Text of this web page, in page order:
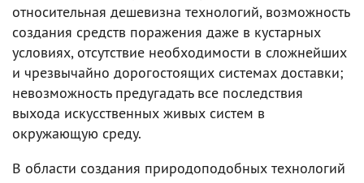
относительная дешевизна технологий, возможность
создания средств поражения даже в кустарных
условиях, отсутствие необходимости в сложнейших
и чрезвычайно дорогостоящих системах доставки;
невозможность предугадать все последствия
выхода искусственных живых систем в
окружающую среду.
В области создания природоподобных технологий